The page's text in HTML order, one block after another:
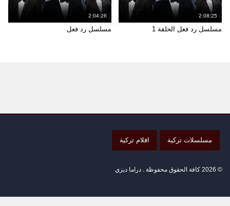
2:08:25
مسلسل رد فعل الحلقة 1
2:04:26
مسلسل رد فعل
مسلسلات تركية افلام تركية
© 2026 كافة الحقوق محفوظة . دراما ديزي